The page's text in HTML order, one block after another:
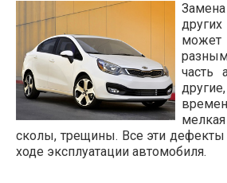
может
часть
сколы, трещины. Все эти дефекты
ходе эксплуатации автомобиля.